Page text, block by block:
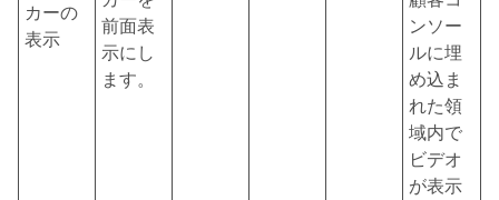
カーの
表示
前面表
示にし
ます。
ンソー
ルに埋
め込ま
れた領
域内で
ビデオ
が表示